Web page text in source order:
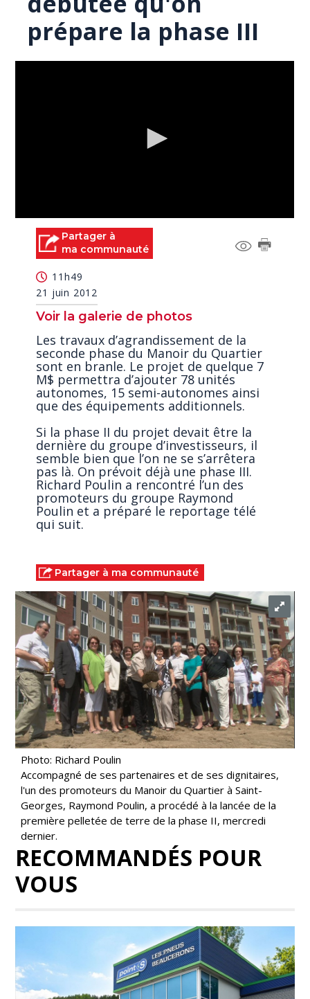
prépare la phase III
seconds
seconds
Partager à
ma communauté
11h49
21 juin 2012
Voir la galerie de photos
Les travaux d’agrandissement de la
seconde phase du Manoir du Quartier
sont en branle. Le projet de quelque 7
M$ permettra d’ajouter 78 unités
autonomes, 15 semi-autonomes ainsi
que des équipements additionnels.
Si la phase II du projet devait être la
dernière du groupe d’investisseurs, il
semble bien que l’on ne se s’arrêtera
pas là. On prévoit déjà une phase III.
Richard Poulin a rencontré l’un des
promoteurs du groupe Raymond
Poulin et a préparé le reportage télé
qui suit.
Partager à ma communauté
Photo: Richard Poulin
Accompagné de ses partenaires et de ses dignitaires,
l'un des promoteurs du Manoir du Quartier à Saint-
Georges, Raymond Poulin, a procédé à la lancée de la
première pelletée de terre de la phase II, mercredi
dernier.
RECOMMANDÉS POUR
VOUS